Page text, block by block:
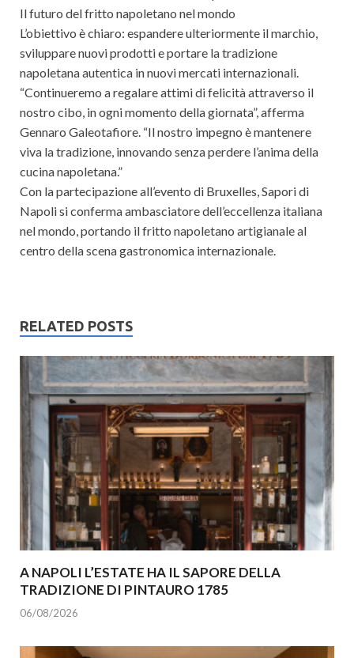
Il futuro del fritto napoletano nel mondo
L’obiettivo è chiaro: espandere ulteriormente il marchio,
sviluppare nuovi prodotti e portare la tradizione
napoletana autentica in nuovi mercati internazionali.
“Continueremo a regalare attimi di felicità attraverso il
nostro cibo, in ogni momento della giornata”, afferma
Gennaro Galeotafiore. “Il nostro impegno è mantenere
viva la tradizione, innovando senza perdere l’anima della
cucina napoletana.”
Con la partecipazione all’evento di Bruxelles, Sapori di
Napoli si conferma ambasciatore dell’eccellenza italiana
nel mondo, portando il fritto napoletano artigianale al
centro della scena gastronomica internazionale.
RELATED POSTS
A NAPOLI L’ESTATE HA IL SAPORE DELLA
TRADIZIONE DI PINTAURO 1785
06/08/2026